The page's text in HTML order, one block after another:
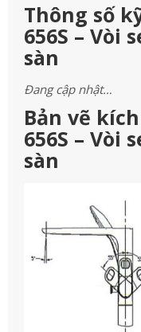
Thông số
656S – Vòi
sàn
Đang cập nhật…
Bản vẽ
656S – Vòi
sàn